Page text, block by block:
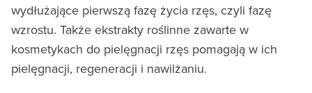
wydłużające pierwszą fazę życia rzęs, czyli fazę
wzrostu. Także ekstrakty roślinne zawarte w
kosmetykach do pielęgnacji rzęs pomagają w ich
pielęgnacji, regeneracji i nawilżaniu.